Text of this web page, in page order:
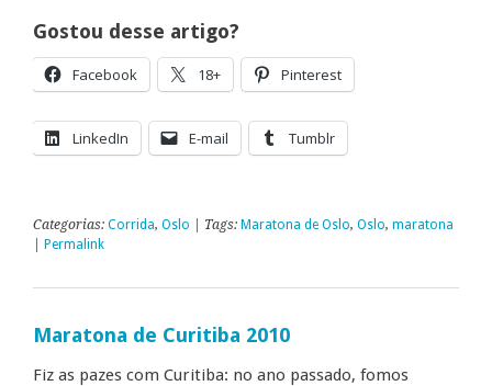
Gostou desse artigo?
Facebook 18+ Pinterest
LinkedIn E-mail Tumblr
Categorias: Corrida, Oslo | Tags: Maratona de Oslo, Oslo, maratona
Permalink
Maratona de Curitiba 2010
Fiz as pazes com Curitiba: no ano passado, fomos